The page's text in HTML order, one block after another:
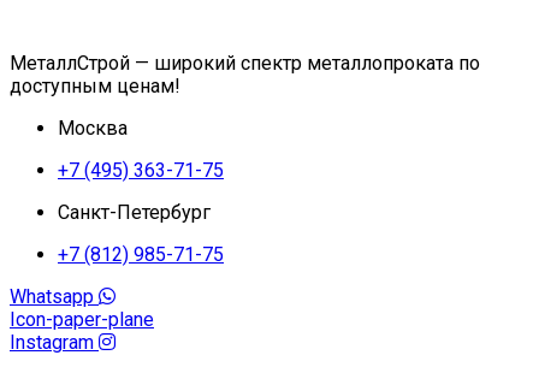
МеталлСтрой — широкий спектр металлопроката по
доступным ценам!
Москва
+7 (495) 363-71-75
Санкт-Петербург
+7 (812) 985-71-75
Whatsapp
Icon-paper-plane
Instagram